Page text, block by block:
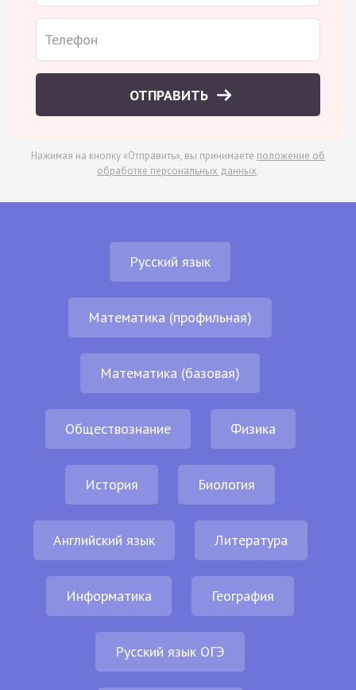
ОТПРАВИТЬ
Нажимая на кнопку «Отправить», вы принимаете положение об
обработке персональных данных.
Русский язык
Математика (профильная)
Математика (базовая)
Обществознание Физика
История Биология
Английский язык Литература
Информатика География
Русский язык ОГЭ